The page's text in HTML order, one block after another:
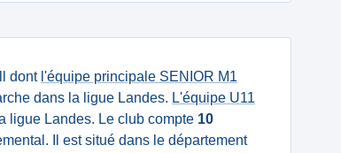
dont l'équipe principale SENIOR M1
dans la ligue Landes. L'équipe U11
ligue Landes. Le club compte 10
Il est situé dans le département